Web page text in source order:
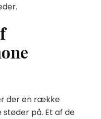
der en række
på. Et af de